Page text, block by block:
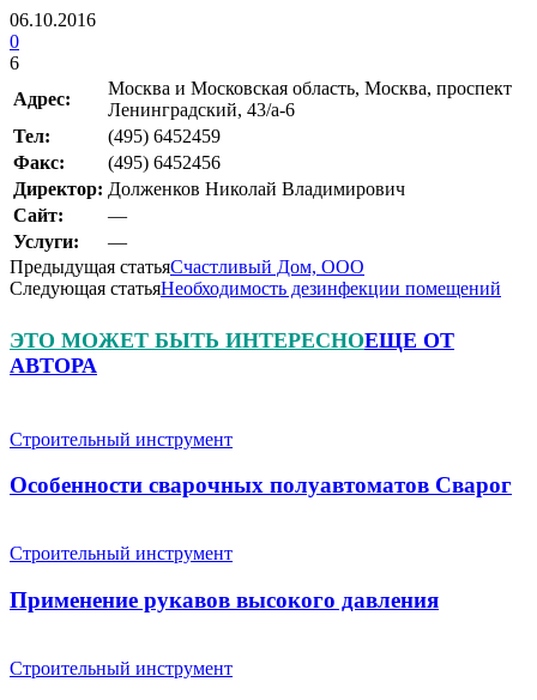
06.10.2016
0
6
Адрес:
Москва и Московская область, Москва, проспект
Ленинградский, 43/а-6
Teл:
(495) 6452459
Факс:
(495) 6452456
Директор: Долженков Николай Владимирович
Сайт:
—
Услуги:
—
Предыдущая статьяСчастливый Дом, ООО
Следующая статьяНеобходимость дезинфекции помещений
ЭТО МОЖЕТ БЫТЬ ИНТЕРЕСНОЕЩЕ ОТ
АВТОРА
Строительный инструмент
Особенности сварочных полуавтоматов Сварог
Строительный инструмент
Применение рукавов высокого давления
Строительный инструмент